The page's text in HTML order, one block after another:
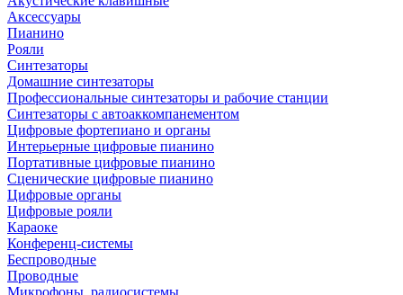
Аксессуары
Пианино
Рояли
Синтезаторы
Домашние синтезаторы
Профессиональные синтезаторы и рабочие станции
Синтезаторы с автоаккомпанементом
Цифровые фортепиано и органы
Интерьерные цифровые пианино
Портативные цифровые пианино
Сценические цифровые пианино
Цифровые органы
Цифровые рояли
Караоке
Конференц-системы
Беспроводные
Проводные
Микрофоны, радиосистемы